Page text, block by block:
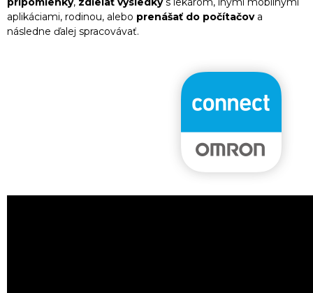
aplikáciami, rodinou, alebo prenášať do počítačov a
následne ďalej spracovávať.